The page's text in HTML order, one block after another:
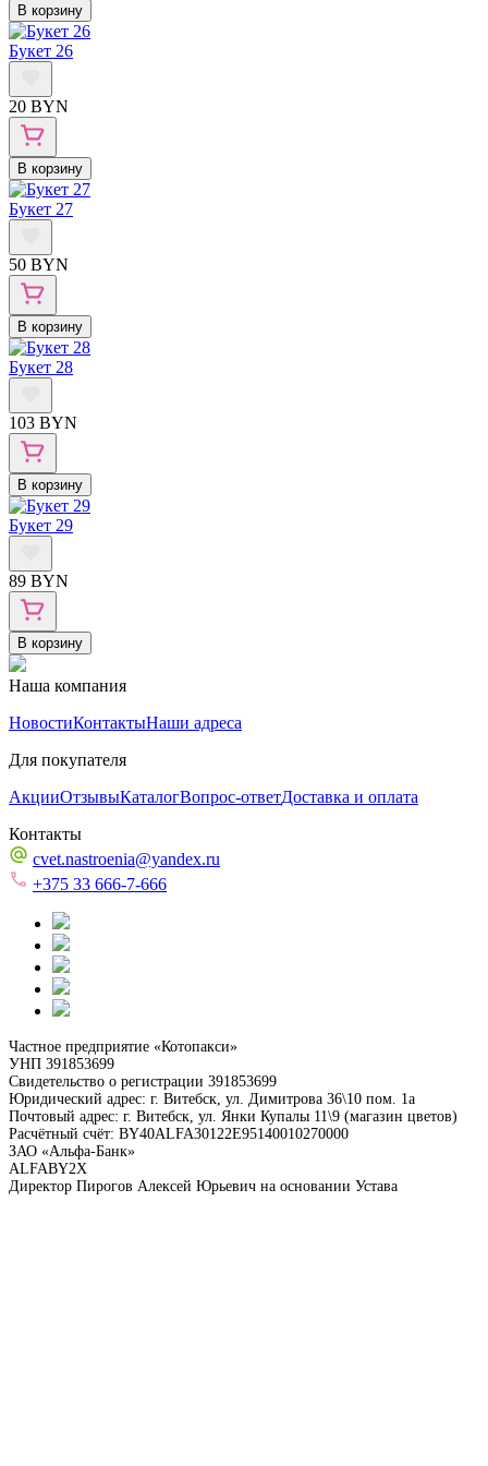
В корзину
Букет 26
20 BYN
В корзину
Букет 27
50 BYN
В корзину
Букет 28
103 BYN
В корзину
Букет 29
89 BYN
В корзину
Наша компания
НовостиКонтактыНаши адреса
Для покупателя
АкцииОтзывыКаталогВопрос-ответДоставка и оплата
Контакты
cvet.nastroenia@yandex.ru
+375 33 666-7-666
Частное предприятие «Котопакси»
УНП 391853699
Свидетельство о регистрации 391853699
Юридический адрес: г. Витебск, ул. Димитрова 36\10 пом. 1а
Почтовый адрес: г. Витебск, ул. Янки Купалы 11\9 (магазин цветов)
Расчётный счёт: BY40ALFA30122E95140010270000
ЗАО «Альфа-Банк»
ALFABY2X
Директор Пирогов Алексей Юрьевич на основании Устава